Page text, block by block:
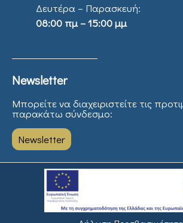
Δευτέρα – Παρασκευή:
08:00 πμ – 15:00 μμ
Newsletter
Μπορείτε να διαχειριστείτε τις
παρακάτω σύνδεσμο:
Newsletter